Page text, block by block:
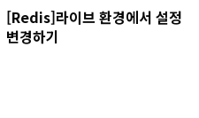
[Redis]라이브 환경에서 설정
변경하기